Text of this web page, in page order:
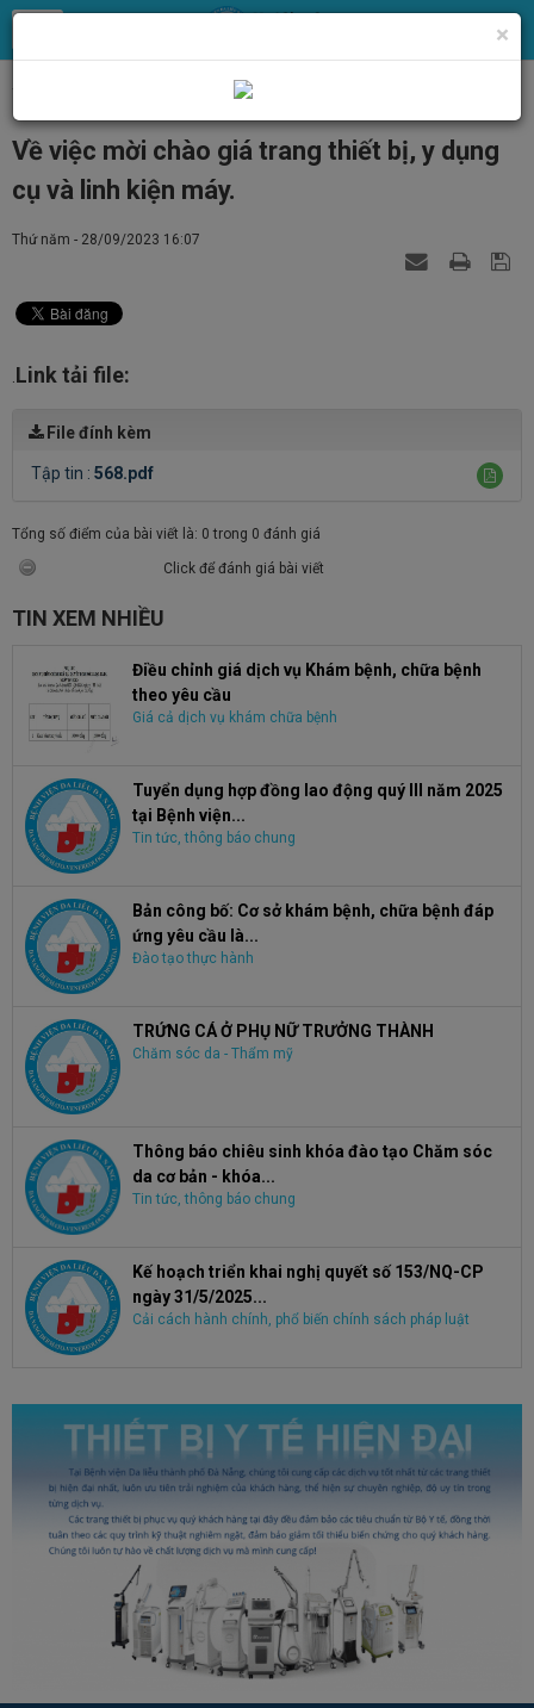
Tin tức, thông báo chung
Về việc mời chào giá trang thiết bị, y dụng
cụ và linh kiện máy.
Thứ năm - 28/09/2023 16:07
Link tải file:
File đính kèm
Tập tin : 568.pdf
Tổng số điểm của bài viết là: 0 trong 0 đánh giá
Click để đánh giá bài viết
TIN XEM NHIỀU
Điều chỉnh giá dịch vụ Khám bệnh, chữa bệnh
theo yêu cầu
Giá cả dịch vụ khám chữa bệnh
Tuyển dụng hợp đồng lao động quý III năm 2025
tại Bệnh viện...
Tin tức, thông báo chung
Bản công bố: Cơ sở khám bệnh, chữa bệnh đáp
ứng yêu cầu là...
Đào tạo thực hành
TRỨNG CÁ Ở PHỤ NỮ TRƯỞNG THÀNH
Chăm sóc da - Thẩm mỹ
Thông báo chiêu sinh khóa đào tạo Chăm sóc
da cơ bản - khóa...
Tin tức, thông báo chung
Kế hoạch triển khai nghị quyết số 153/NQ-CP
ngày 31/5/2025...
Cải cách hành chính, phổ biến chính sách pháp luật
×